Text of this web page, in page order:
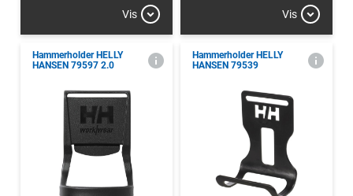
Vis Vis
Hammerholder HELLY
HANSEN 79597 2.0
Hammerholder HELLY
HANSEN 79539